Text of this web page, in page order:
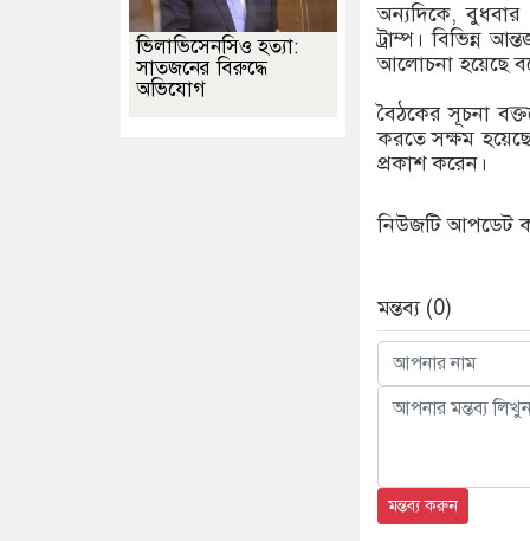
অন্যদিকে, বুধবার
ট্রাম্প। বিভিন্ন
আলোচনা হয়েছে
বৈঠকের সূচনা
করতে সক্ষম
প্রকাশ করেন।
নিউজটি আপডেট
মন্তব্য (0)
মন্তব্য করুন
ভিলাভিসেনসিও হত্যা:
সাতজনের বিরুদ্ধে
অভিযোগ